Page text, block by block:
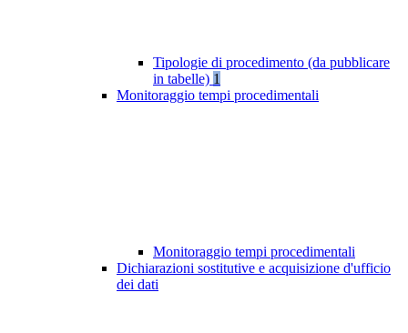
Tipologie di procedimento (da pubblicare
in tabelle) 1
Monitoraggio tempi procedimentali
Monitoraggio tempi procedimentali
Dichiarazioni sostitutive e acquisizione d'ufficio
dei dati